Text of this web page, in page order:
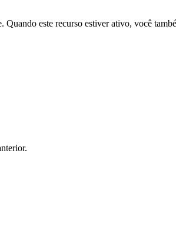
este recurso estiver ativo, você